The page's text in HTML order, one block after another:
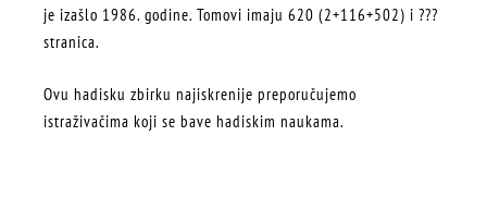
je izašlo 1986. godine. Tomovi imaju 620 (2+116+502) i ???
stranica.
Ovu hadisku zbirku najiskrenije preporučujemo
istraživačima koji se bave hadiskim naukama.